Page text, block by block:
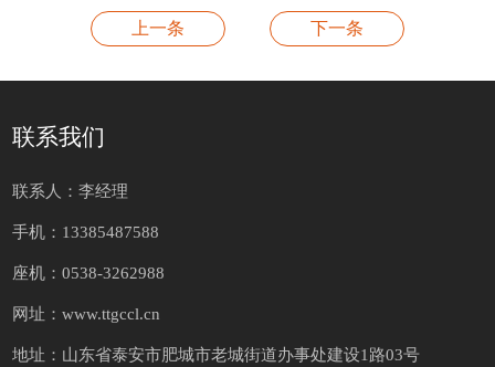
上一条 下一条
联系我们
联系人：李经理
手机：13385487588
座机：0538-3262988
网址：www.ttgccl.cn
地址：山东省泰安市肥城市老城街道办事处建设1路03号